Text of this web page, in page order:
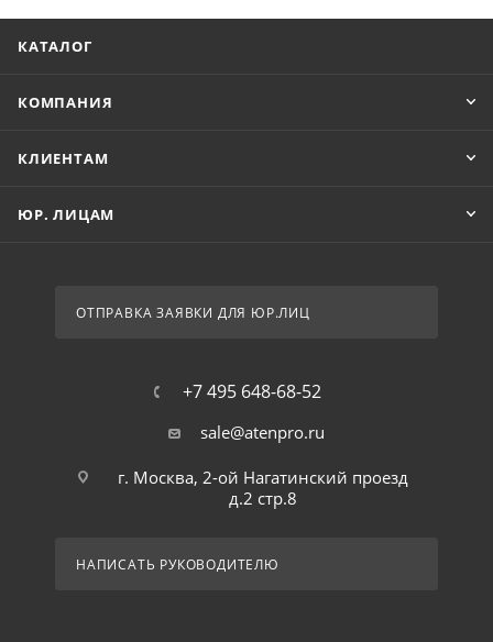
КАТАЛОГ
КОМПАНИЯ
КЛИЕНТАМ
ЮР. ЛИЦАМ
ОТПРАВКА ЗАЯВКИ ДЛЯ ЮР.ЛИЦ
+7 495 648-68-52
sale@atenpro.ru
г. Москва, 2-ой Нагатинский проезд
д.2 стр.8
НАПИСАТЬ РУКОВОДИТЕЛЮ